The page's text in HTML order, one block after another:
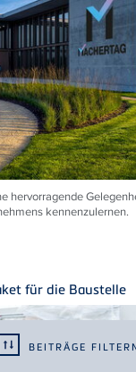
BEITRÄGE
hervorragende
kennenzulernen.
für die Baustelle